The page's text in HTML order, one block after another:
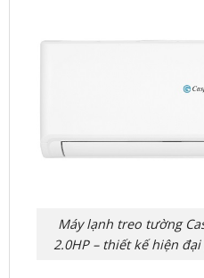
Máy lạnh treo tường
2.0HP – thiết kế hiện